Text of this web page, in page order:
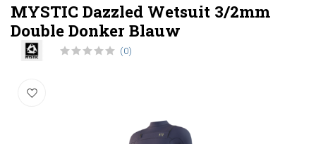
MYSTIC Dazzled Wetsuit 3/2mm
Double Donker Blauw
(0)